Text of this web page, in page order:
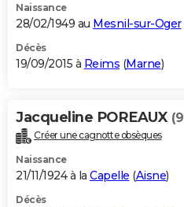
Naissance
28/02/1949 au Mesnil-sur-Oger
Décès
19/09/2015 à Reims (Marne)
Jacqueline POREAUX
Créer une cagnotte obsèques
Naissance
21/11/1924 à la Capelle (Aisne)
Décès